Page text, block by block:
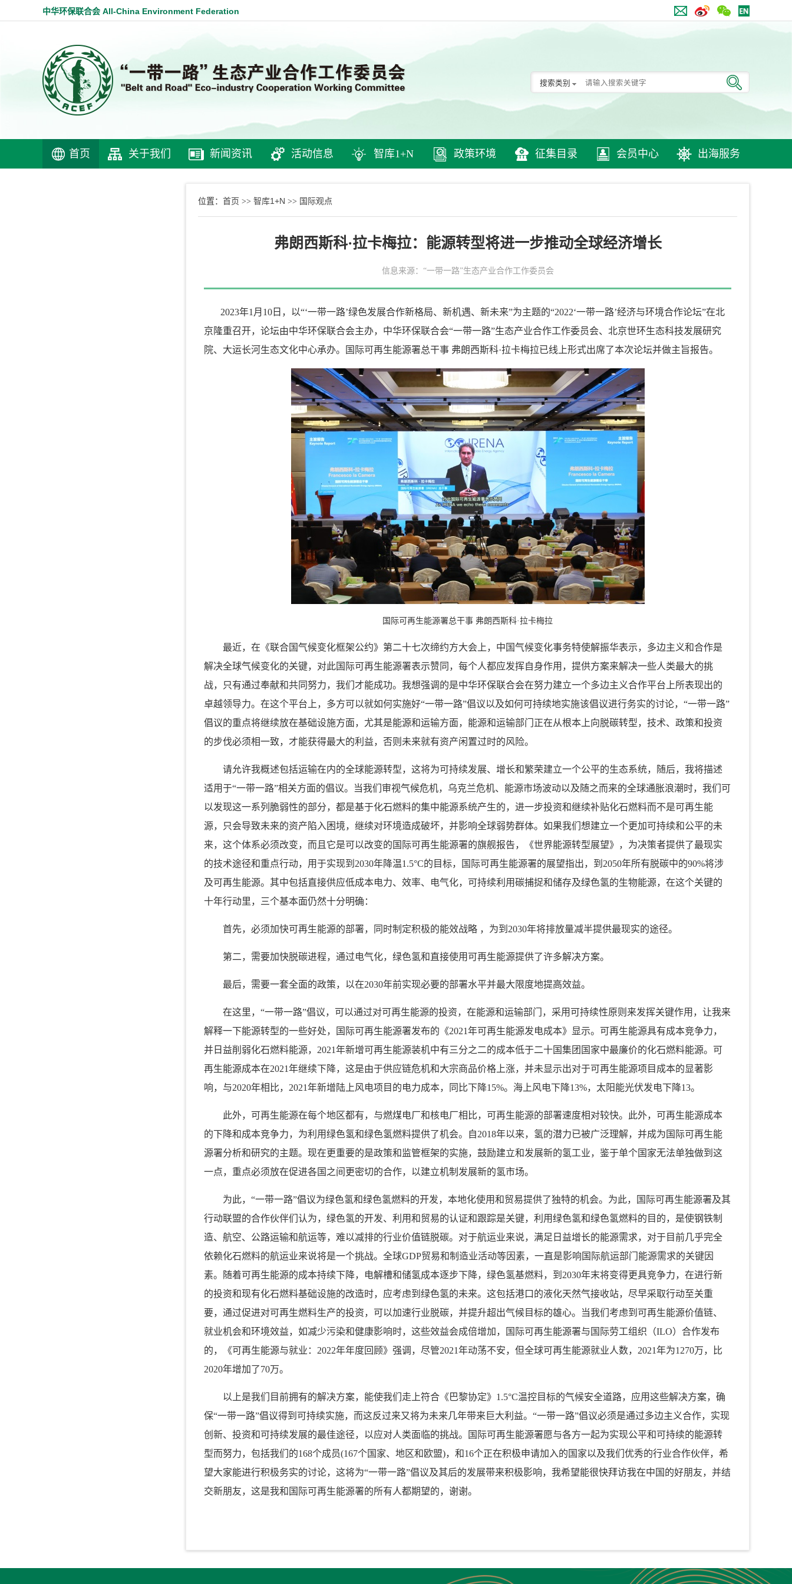
中华环保联合会 All-China Environment Federation
搜索类别
首页 关于我们 新闻资讯 活动信息 智库1+N 政策环境 征集目录 会员中心 出海服务
位置： 首页 >> 智库1+N >> 国际观点
弗朗西斯科·拉卡梅拉：能源转型将进一步推动全球经济增长
信息来源：“一带一路”生态产业合作工作委员会
2023年1月10日，以“‘一带一路’绿色发展合作新格局、新机遇、新未来”为主题的“2022‘一带一路’经济与环境合作论坛”在北
京隆重召开，论坛由中华环保联合会主办，中华环保联合会“一带一路”生态产业合作工作委员会、北京世环生态科技发展研究
院、大运长河生态文化中心承办。国际可再生能源署总干事 弗朗西斯科·拉卡梅拉已线上形式出席了本次论坛并做主旨报告。
国际可再生能源署总干事 弗朗西斯科·拉卡梅拉
最近，在《联合国气候变化框架公约》第二十七次缔约方大会上，中国气候变化事务特使解振华表示，多边主义和合作是
解决全球气候变化的关键，对此国际可再生能源署表示赞同，每个人都应发挥自身作用，提供方案来解决一些人类最大的挑
战，只有通过奉献和共同努力，我们才能成功。我想强调的是中华环保联合会在努力建立一个多边主义合作平台上所表现出的
卓越领导力。在这个平台上，多方可以就如何实施好“一带一路”倡议以及如何可持续地实施该倡议进行务实的讨论，“一带一路”
倡议的重点将继续放在基础设施方面，尤其是能源和运输方面，能源和运输部门正在从根本上向脱碳转型，技术、政策和投资
的步伐必须相一致，才能获得最大的利益，否则未来就有资产闲置过时的风险。
请允许我概述包括运输在内的全球能源转型，这将为可持续发展、增长和繁荣建立一个公平的生态系统，随后，我将描述
适用于“一带一路”相关方面的倡议。当我们审视气候危机，乌克兰危机、能源市场波动以及随之而来的全球通胀浪潮时，我们可
以发现这一系列脆弱性的部分，都是基于化石燃料的集中能源系统产生的，进一步投资和继续补贴化石燃料而不是可再生能
源，只会导致未来的资产陷入困境，继续对环境造成破坏，并影响全球弱势群体。如果我们想建立一个更加可持续和公平的未
来， 这个体系必须改变，而且它是可以改变的国际可再生能源署的旗舰报告，《世界能源转型展望》，为决策者提供了最现实
的技术途径和重点行动，用于实现到 2030年降温1.5°C的目标，国际可再生能源署的展望指出，到 2050年所有脱碳中的90%将涉
及可再生能源。其中包括直接供应低成本电力、效率、电气化，可持续利用碳捕捉和储存及绿色氢的生物能源，在这个关键的
十年行动里，三个基本面仍然十分明确：
首先，必须加快可再生能源的部署，同时制定积极的能效战略 ，为到 2030年将排放量减半提供最现实的途径。
第二，需要加快脱碳进程，通过电气化，绿色氢和直接使用可再生能源提供了许多解决方案。
最后，需要一套全面的政策，以在2030年前实现必要的部署水平并最大限度地提高效益。
在这里，“一带一路”倡议，可以通过对可再生能源的投资，在能源和运输部门，采用可持续性原则来发挥关键作用，让我来
解释一下能源转型的一些好处，国际可再生能源署发布的《2021年可再生能源发电成本》显示。可再生能源具有成本竞争力，
并日益削弱化石燃料能源， 2021年新增可再生能源装机中有三分之二的成本低于二十国集团国家中最廉价的化石燃料能源。可
再生能源成本在2021年继续下降，这是由于供应链危机和大宗商品价格上涨，并未显示出对于可再生能源项目成本的显著影
响，与2020年相比， 2021年新增陆上风电项目的电力成本，同比下降15%。海上风电下降13%，太阳能光伏发电下降13。
此外，可再生能源在每个地区都有，与燃煤电厂和核电厂相比，可再生能源的部署速度相对较快。此外，可再生能源成本
的下降和成本竞争力，为利用绿色氢和绿色氢燃料提供了机会。自2018年以来，氢的潜力已被广泛理解，并成为国际可再生能
源署分析和研究的主题。现在更重要的是政策和监管框架的实施，鼓励建立和发展新的氢工业，鉴于单个国家无法单独做到这
一点，重点必须放在促进各国之间更密切的合作，以建立机制发展新的氢市场。
为此，“一带一路”倡议为绿色氢和绿色氢燃料的开发，本地化使用和贸易提供了独特的机会。为此，国际可再生能源署及其
行动联盟的合作伙伴们认为，绿色氢的开发、利用和贸易的认证和跟踪是关键，利用绿色氢和绿色氢燃料的目的，是使钢铁制
造、航空、公路运输和航运等，难以减排的行业价值链脱碳。对于航运业来说，满足日益增长的能源需求，对于目前几乎完全
依赖化石燃料的航运业来说将是一个挑战。全球GDP贸易和制造业活动等因素，一直是影响国际航运部门能源需求的关键因
素。随着可再生能源的成本持续下降，电解槽和储氢成本逐步下降，绿色氢基燃料，到 2030年末将变得更具竞争力，在进行新
的投资和现有化石燃料基础设施的改造时，应考虑到绿色氢的未来。这包括港口的液化天然气接收站，尽早采取行动至关重
要，通过促进对可再生燃料生产的投资，可以加速行业脱碳，并提升超出气候目标的雄心。当我们考虑到可再生能源价值链、
就业机会和环境效益，如减少污染和健康影响时，这些效益会成倍增加，国际可再生能源署与国际劳工组织（ILO）合作发布
的，《可再生能源与就业： 2022年年度回顾》强调，尽管2021年动荡不安，但全球可再生能源就业人数， 2021年为1270万，比
2020年增加了70万。
以上是我们目前拥有的解决方案，能使我们走上符合《巴黎协定》 1.5°C温控目标的气候安全道路，应用这些解决方案，确
保“一带一路”倡议得到可持续实施，而这反过来又将为未来几年带来巨大利益。“一带一路”倡议必须是通过多边主义合作，实现
创新、投资和可持续发展的最佳途径，以应对人类面临的挑战。国际可再生能源署愿与各方一起为实现公平和可持续的能源转
型而努力，包括我们的168个成员(167个国家、地区和欧盟)，和16个正在积极申请加入的国家以及我们优秀的行业合作伙伴，希
望大家能进行积极务实的讨论，这将为“一带一路”倡议及其后的发展带来积极影响，我希望能很快拜访我在中国的好朋友，并结
交新朋友，这是我和国际可再生能源署的所有人都期望的，谢谢。